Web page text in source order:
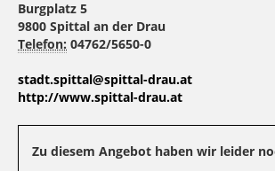
Burgplatz 5
9800 Spittal an der Drau
Telefon: 04762/5650-0
stadt.spittal@spittal-drau.at
http://www.spittal-drau.at
Zu diesem Angebot haben wir leider